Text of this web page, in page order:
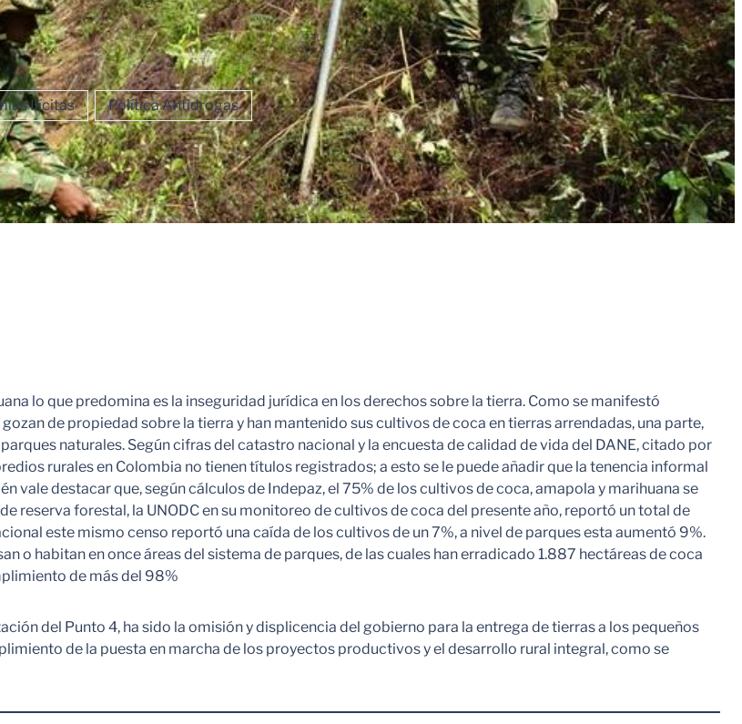
Ilícitas Política Antidrogas
lo que predomina es la inseguridad jurídica en los derechos sobre la tierra. Como se manifestó
de propiedad sobre la tierra y han mantenido sus cultivos de coca en tierras arrendadas, una parte,
naturales. Según cifras del catastro nacional y la encuesta de calidad de vida del DANE, citado por
rurales en Colombia no tienen títulos registrados; a esto se le puede añadir que la tenencia informal
vale destacar que, según cálculos de Indepaz, el 75% de los cultivos de coca, amapola y marihuana se
reserva forestal, la UNODC en su monitoreo de cultivos de coca del presente año, reportó un total de
este mismo censo reportó una caída de los cultivos de un 7%, a nivel de parques esta aumentó 9%.
o habitan en once áreas del sistema de parques, de las cuales han erradicado 1.887 hectáreas de coca
de más del 98%
del Punto 4, ha sido la omisión y displicencia del gobierno para la entrega de tierras a los pequeños
de la puesta en marcha de los proyectos productivos y el desarrollo rural integral, como se